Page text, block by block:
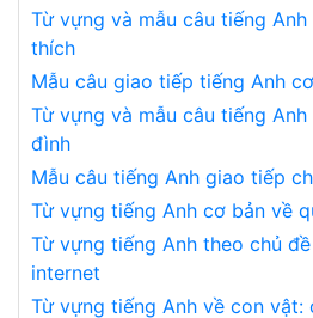
Từ vựng và mẫu câu tiếng
thích
Mẫu câu giao tiếp tiếng Anh
Từ vựng và mẫu câu tiếng
đình
Mẫu câu tiếng Anh giao tiếp
Từ vựng tiếng Anh cơ bản về
Từ vựng tiếng Anh theo chủ
internet
Từ vựng tiếng Anh về con vật: